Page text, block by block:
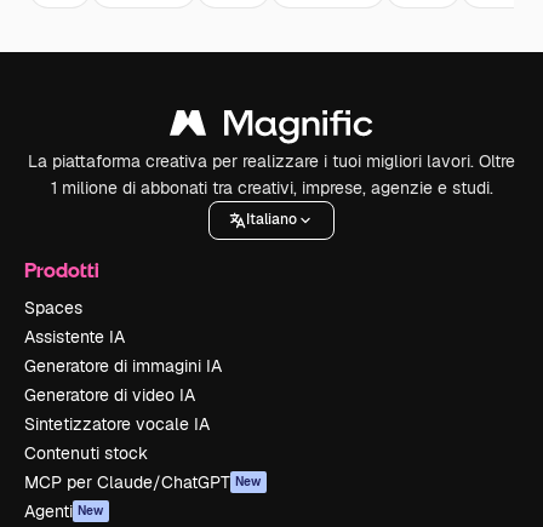
La piattaforma creativa per realizzare i tuoi migliori lavori. Oltre
1 milione di abbonati tra creativi, imprese, agenzie e studi.
Italiano
Prodotti
Spaces
Assistente IA
Generatore di immagini IA
Generatore di video IA
Sintetizzatore vocale IA
Contenuti stock
MCP per Claude/ChatGPT New
Agenti New